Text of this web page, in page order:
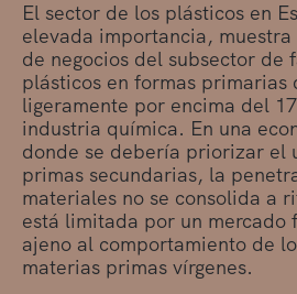
El sector de los plásticos en
elevada importancia,
de negocios del subsector de
plásticos en formas primarias
ligeramente por encima del
industria química. En una
donde se debería priorizar el
primas secundarias, la
materiales no se consolida a
está limitada por un mercado
ajeno al comportamiento de
materias primas vírgenes.